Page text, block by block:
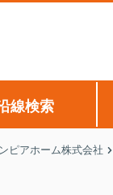
線検索
ピアホーム株式会社